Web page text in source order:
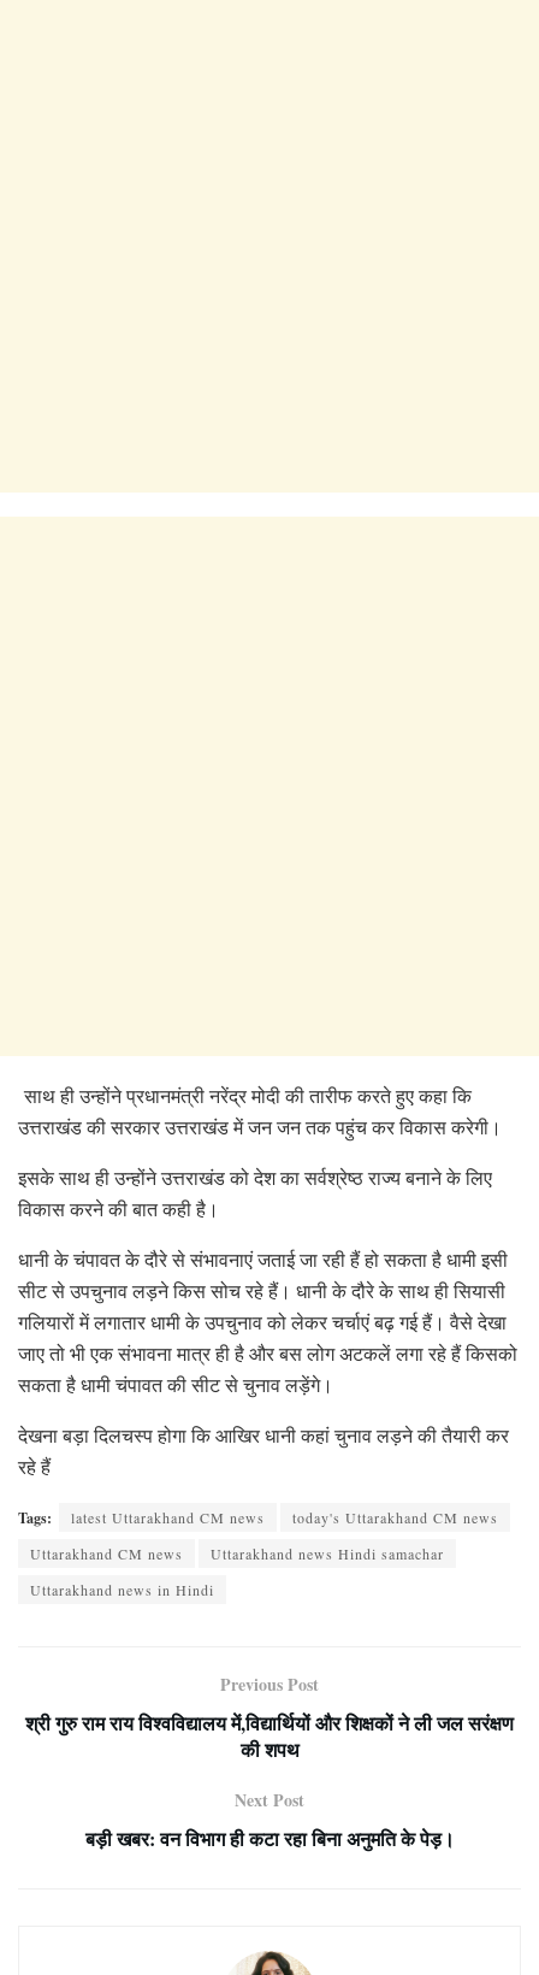
साथ ही उन्होंने प्रधानमंत्री नरेंद्र मोदी की तारीफ करते हुए कहा कि
उत्तराखंड की सरकार उत्तराखंड में जन जन तक पहुंच कर विकास करेगी।
इसके साथ ही उन्होंने उत्तराखंड को देश का सर्वश्रेष्ठ राज्य बनाने के लिए
विकास करने की बात कही है।
धानी के चंपावत के दौरे से संभावनाएं जताई जा रही हैं हो सकता है धामी इसी
सीट से उपचुनाव लड़ने किस सोच रहे हैं। धानी के दौरे के साथ ही सियासी
गलियारों में लगातार धामी के उपचुनाव को लेकर चर्चाएं बढ़ गई हैं। वैसे देखा
जाए तो भी एक संभावना मात्र ही है और बस लोग अटकलें लगा रहे हैं किसको
सकता है धामी चंपावत की सीट से चुनाव लड़ेंगे।
देखना बड़ा दिलचस्प होगा कि आखिर धानी कहां चुनाव लड़ने की तैयारी कर
रहे हैं
Tags: latest Uttarakhand CM news
today's Uttarakhand CM news
Uttarakhand CM news
Uttarakhand news Hindi samachar
Uttarakhand news in Hindi
Previous Post
श्री गुरु राम राय विश्वविद्यालय में,विद्यार्थियों और शिक्षकों ने ली जल सरंक्षण
की शपथ
Next Post
बड़ी खबर: वन विभाग ही कटा रहा बिना अनुमति के पेड़।